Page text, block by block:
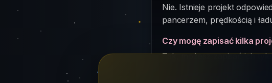
Nie. Istnieje projekt
pancerzem, prędkością i
Czy mogę zapisać kilka
Tak, możesz zapisać ich
Czy projekt naprawdę